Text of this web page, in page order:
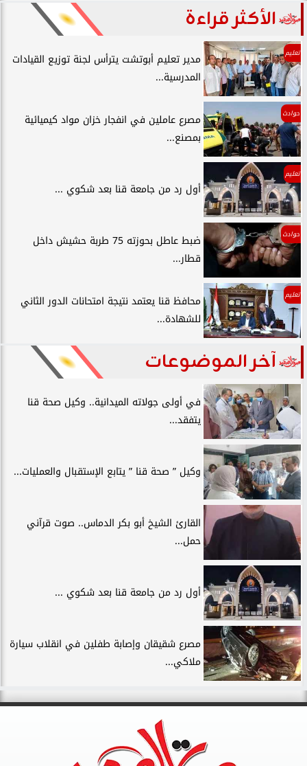
الأكثر قراءة
تعليم
مدير تعليم أبوتشت يترأس لجنة توزيع القيادات
المدرسية...
حوادث
مصرع عاملين في انفجار خزان مواد كيميائية
بمصنع...
تعليم
أول رد من جامعة قنا بعد شكوي ...
حوادث
ضبط عاطل بحوزته 75 طربة حشيش داخل
قطار...
تعليم
محافظ قنا يعتمد نتيجة امتحانات الدور الثاني
للشهادة...
آخر الموضوعات
في أولى جولاته الميدانية.. وكيل صحة قنا
يتفقد...
وكيل ” صحة قنا ” يتابع الإستقبال والعمليات...
القارئ الشيخ أبو بكر الدماس.. صوت قرآني
حمل...
أول رد من جامعة قنا بعد شكوي ...
مصرع شقيقان وإصابة طفلين في انقلاب سيارة
ملاكي...